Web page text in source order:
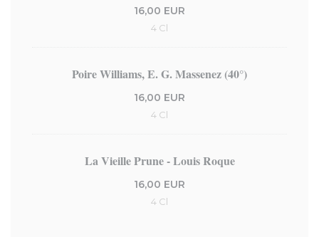
16,00 EUR
4 Cl
Poire Williams, E. G. Massenez (40°)
16,00 EUR
4 Cl
La Vieille Prune - Louis Roque
16,00 EUR
4 Cl